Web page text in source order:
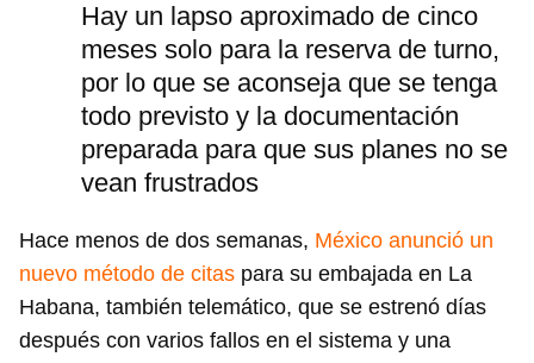
Hay un lapso aproximado de cinco
meses solo para la reserva de turno,
por lo que se aconseja que se tenga
todo previsto y la documentación
preparada para que sus planes no se
vean frustrados
Hace menos de dos semanas, México anunció un
nuevo método de citas para su embajada en La
Habana, también telemático, que se estrenó días
después con varios fallos en el sistema y una